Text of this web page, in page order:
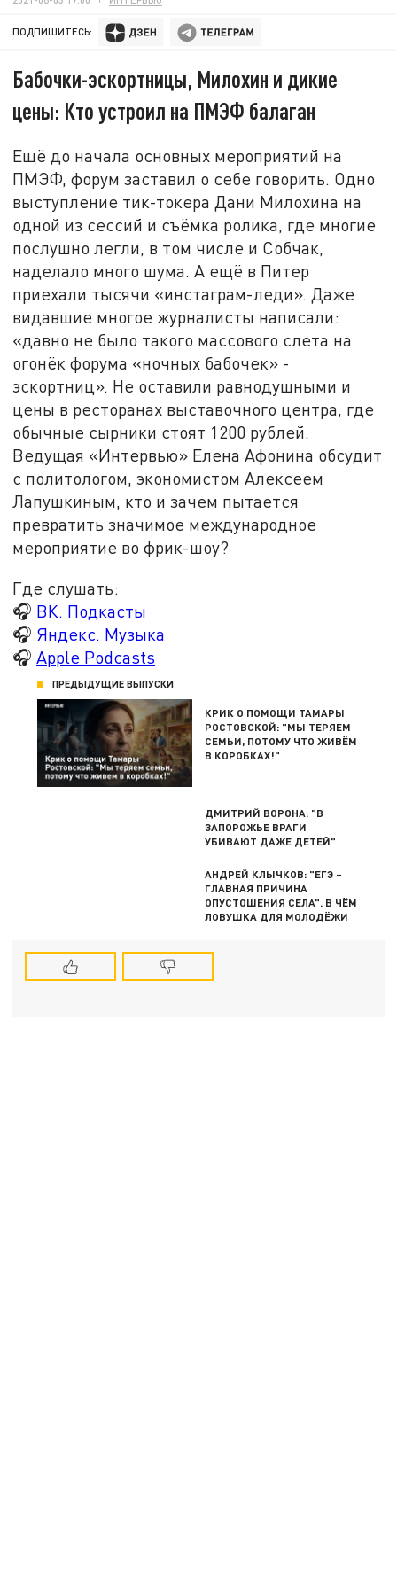
ПОДПИШИТЕСЬ:
Бабочки-эскортницы, Милохин и дикие
цены: Кто устроил на ПМЭФ балаган
Ещё до начала основных мероприятий на
ПМЭФ, форум заставил о себе говорить. Одно
выступление тик-токера Дани Милохина на
одной из сессий и съёмка ролика, где многие
послушно легли, в том числе и Собчак,
наделало много шума. А ещё в Питер
приехали тысячи «инстаграм-леди». Даже
видавшие многое журналисты написали:
«давно не было такого массового слета на
огонёк форума «ночных бабочек» -
эскортниц». Не оставили равнодушными и
цены в ресторанах выставочного центра, где
обычные сырники стоят 1200 рублей.
Ведущая «Интервью» Елена Афонина обсудит
с политологом, экономистом Алексеем
Лапушкиным, кто и зачем пытается
превратить значимое международное
мероприятие во фрик-шоу?
Где слушать:
🎧 ВК. Подкасты
🎧 Яндекс. Музыка
🎧 Apple Podcasts
ПРЕДЫДУЩИЕ ВЫПУСКИ
КРИК О ПОМОЩИ ТАМАРЫ
РОСТОВСКОЙ: "МЫ ТЕРЯЕМ
СЕМЬИ, ПОТОМУ ЧТО ЖИВЁМ
В КОРОБКАХ!"
ДМИТРИЙ ВОРОНА: "В
ЗАПОРОЖЬЕ ВРАГИ
УБИВАЮТ ДАЖЕ ДЕТЕЙ"
АНДРЕЙ КЛЫЧКОВ: "ЕГЭ –
ГЛАВНАЯ ПРИЧИНА
ОПУСТОШЕНИЯ СЕЛА". В ЧЁМ
ЛОВУШКА ДЛЯ МОЛОДЁЖИ